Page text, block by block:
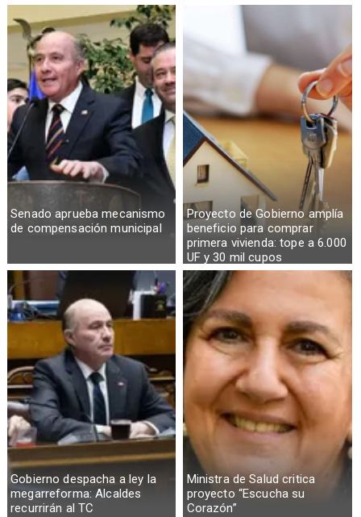
Senado aprueba mecanismo
de compensación municipal
Proyecto de Gobierno amplía
beneficio para comprar
primera vivienda: tope a 6.000
UF y 30 mil cupos
Gobierno despacha a ley la
megarreforma: Alcaldes
recurrirán al TC
Ministra de Salud critica
proyecto “Escucha su
Corazón”